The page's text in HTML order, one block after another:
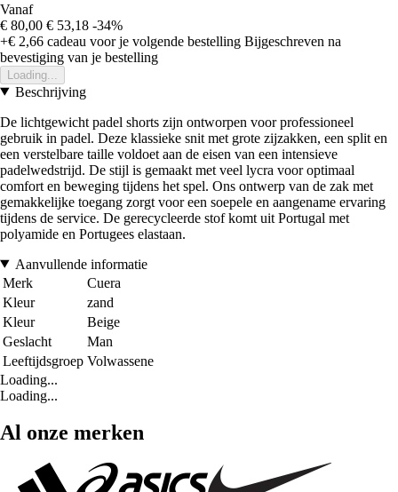
Vanaf
€ 80,00 € 53,18 -34%
+€ 2,66 cadeau voor je volgende bestelling Bijgeschreven na
bevestiging van je bestelling
Loading...
Beschrijving
De lichtgewicht padel shorts zijn ontworpen voor professioneel
gebruik in padel. Deze klassieke snit met grote zijzakken, een split en
een verstelbare taille voldoet aan de eisen van een intensieve
padelwedstrijd. De stijl is gemaakt met veel lycra voor optimaal
comfort en beweging tijdens het spel. Ons ontwerp van de zak met
gemakkelijke toegang zorgt voor een soepele en aangename ervaring
tijdens de service. De gerecycleerde stof komt uit Portugal met
polyamide en Portugees elastaan.
Aanvullende informatie
Merk
Cuera
Kleur
zand
Kleur
Beige
Geslacht
Man
Leeftijdsgroep Volwassene
Loading...
Loading...
Al onze merken